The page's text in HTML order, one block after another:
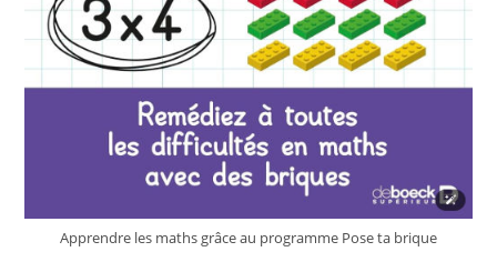
Apprendre les maths grâce au programme Pose ta brique